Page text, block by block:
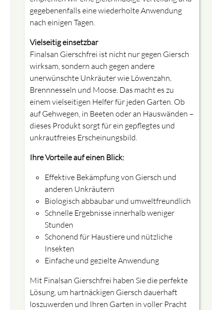
gegebenenfalls eine wiederholte Anwendung
nach einigen Tagen.
Vielseitig einsetzbar
Finalsan Gierschfrei ist nicht nur gegen Giersch
wirksam, sondern auch gegen andere
unerwünschte Unkräuter wie Löwenzahn,
Brennnesseln und Moose. Das macht es zu
einem vielseitigen Helfer für jeden Garten. Ob
auf Gehwegen, in Beeten oder an Hauswänden –
dieses Produkt sorgt für ein gepflegtes und
unkrautfreies Erscheinungsbild.
Ihre Vorteile auf einen Blick:
Effektive Bekämpfung von Giersch und
anderen Unkräutern
Biologisch abbaubar und umweltfreundlich
Schnelle Ergebnisse innerhalb weniger
Stunden
Schonend für Haustiere und nützliche
Insekten
Einfache und gezielte Anwendung
Mit Finalsan Gierschfrei haben Sie die perfekte
Lösung, um hartnäckigen Giersch dauerhaft
loszuwerden und Ihren Garten in voller Pracht